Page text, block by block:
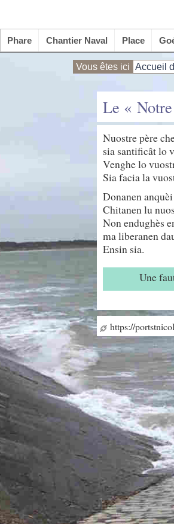
Phare Chantier Naval Place
Vous êtes ici Accueil
Le «
Nuostre père
sia santificât lo
Venghe lo
Sia facia la
Donanen
Chitanen lu
Non endughès
ma liberanen
Ensin sia.
Une
https://